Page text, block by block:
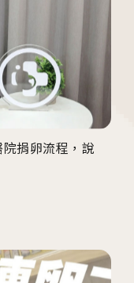
健檢」門診表
》
捐卵流程，說